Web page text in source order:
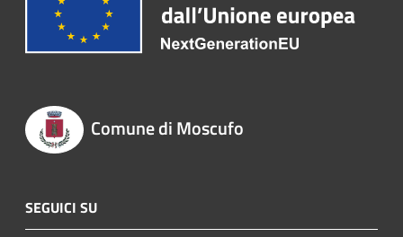
Comune di Moscufo
SEGUICI SU